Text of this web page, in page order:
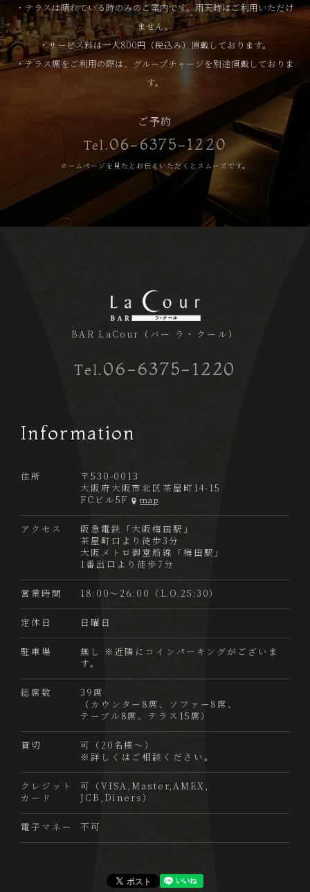
・テラスは晴れている時のみのご案内です。雨天時はご利用いただけ
ません。
・サービス料は一人800円（税込み）頂戴しております。
・テラス席をご利用の際は、グループチャージを別途頂戴しておりま
す。
ご予約
Tel.06-6375-1220
ホームページを見たとお伝えいただくとスムーズです。
BAR LaCour（バー ラ・クール）
Tel. 06-6375-1220
Information
住所
〒530-0013
大阪府大阪市北区茶屋町14-15
FCビル5F
map
アクセス
阪急電鉄「大阪梅田駅」
茶屋町口より徒歩3分
大阪メトロ御堂筋線「梅田駅」
1番出口より徒歩7分
営業時間 18:00～26:00（L.O.25:30）
定休日 日曜日
駐車場
無し ※近隣にコインパーキングがございま
す。
総席数
39席
（カウンター8席、ソファー8席、
テーブル8席、テラス15席）
貸切
可（20名様～）
※詳しくはご相談ください。
クレジット
カード
可（VISA,Master,AMEX,
JCB,Diners）
電子マネー 不可